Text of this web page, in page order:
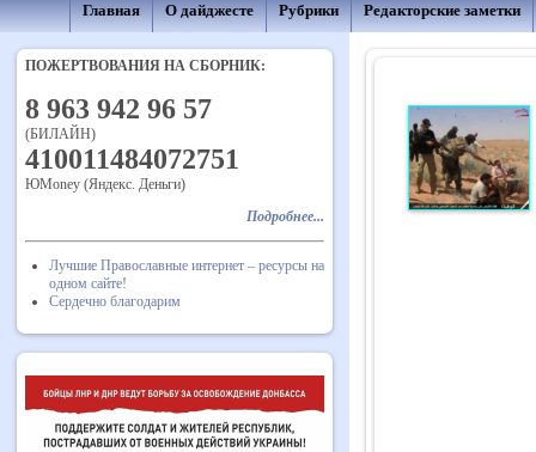
Главная О дайджесте Рубрики Редакторские заметки
ПОЖЕРТВОВАНИЯ НА СБОРНИК:
8 963 942 96 57
(БИЛАЙН)
410011484072751
ЮMoney (Яндекс. Деньги)
Подробнее...
Лучшие Православные интернет – ресурсы на
одном сайте!
Сердечно благодарим